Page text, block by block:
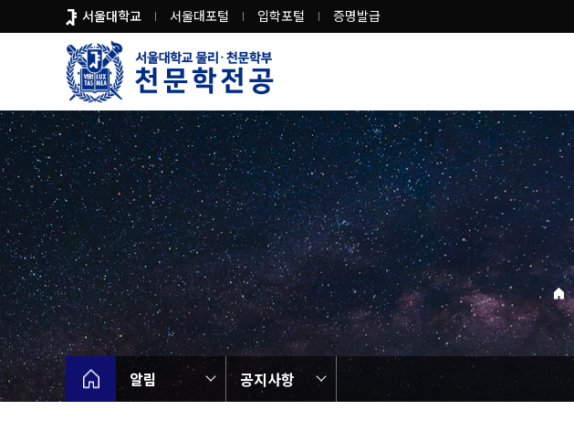
로
뉴
서울대학교 서울대포털 입학포털 증명발급
알림 공지사항